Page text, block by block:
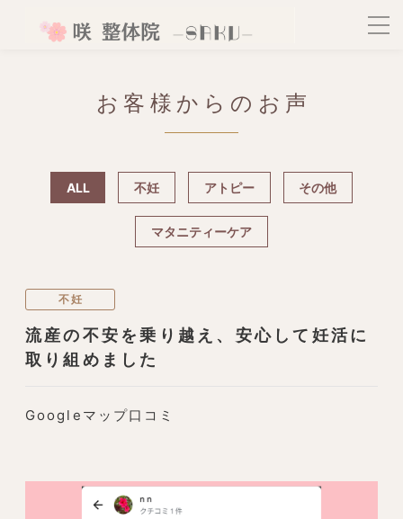
お客様からのお声
ALL 不妊 アトピー その他
マタニティーケア
不妊
流産の不安を乗り越え、安心して妊活に
取り組めました
Googleマップ口コミ